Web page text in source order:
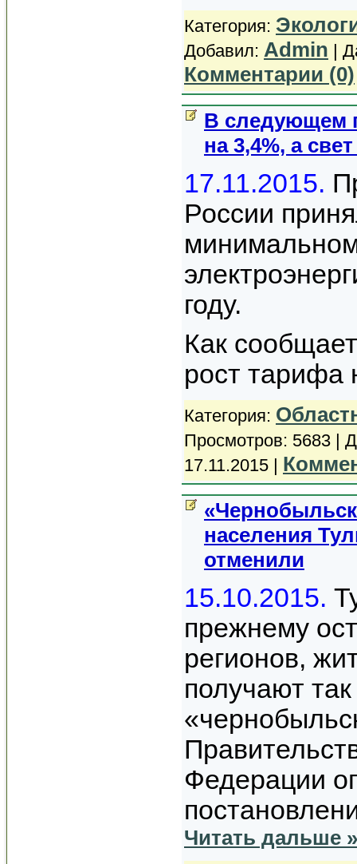
Категория:
Добавил: Admin |
Комментарии (0)
В следующем
на 3,4%, а
17.11.2015.
России
году.
Как
рост тарифа
Категория:
Просмотров: 5683 |
17.11.2015 |
населения
отменили
15.10.2015.
прежнему
регионов,
получают
Федерации
Читать дальше »